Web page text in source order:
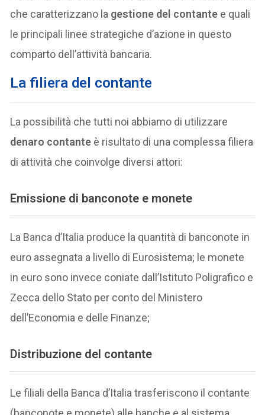
che caratterizzano la gestione del contante e quali
le principali linee strategiche d’azione in questo
comparto dell’attività bancaria.
La filiera del contante
La possibilità che tutti noi abbiamo di utilizzare
denaro contante è risultato di una complessa filiera
di attività che coinvolge diversi attori:
Emissione di banconote e monete
La Banca d’Italia produce la quantità di banconote in
euro assegnata a livello di Eurosistema; le monete
in euro sono invece coniate dall’Istituto Poligrafico e
Zecca dello Stato per conto del Ministero
dell’Economia e delle Finanze;
Distribuzione del contante
Le filiali della Banca d’Italia trasferiscono il contante